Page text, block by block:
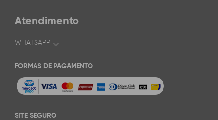
Atendimento
WHATSAPP
FORMAS DE PAGAMENTO
SITE SEGURO